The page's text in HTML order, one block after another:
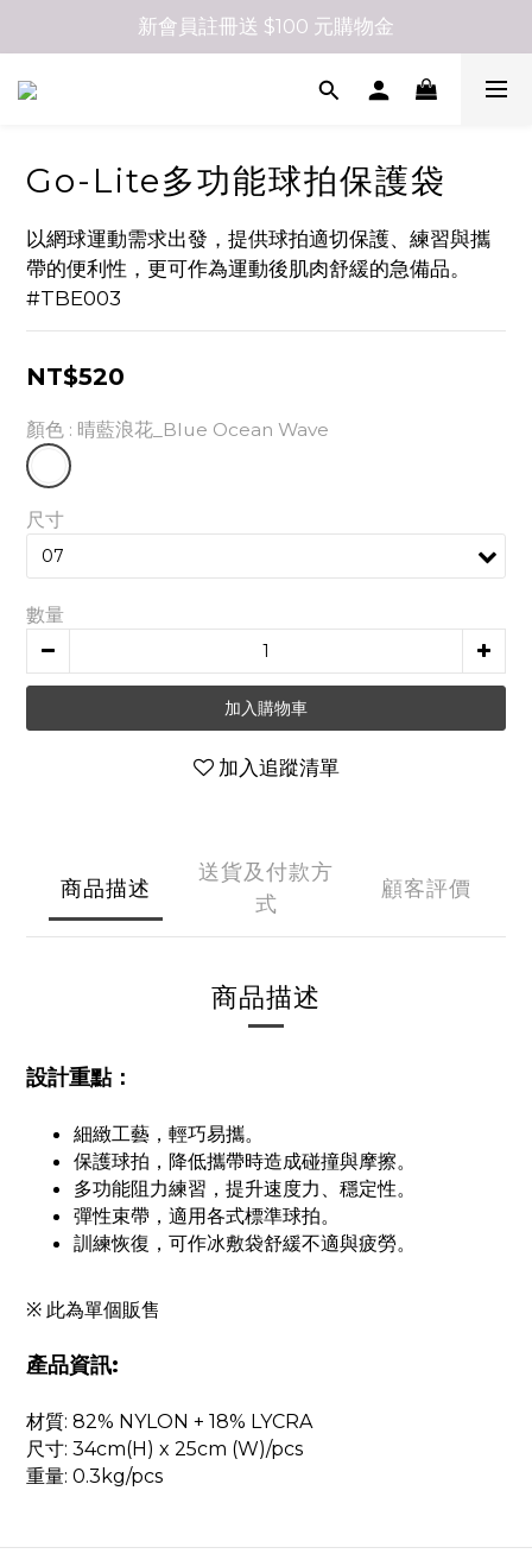
新會員註冊送 $100 元購物金
Go-Lite多功能球拍保護袋
以網球運動需求出發，提供球拍適切保護、練習與攜
帶的便利性，更可作為運動後肌肉舒緩的急備品。
#TBE003
NT$520
顏色 : 晴藍浪花_Blue Ocean Wave
尺寸
數量
加入購物車
加入追蹤清單
商品描述
送貨及付款方
式
顧客評價
商品描述
設計重點：
細緻工藝，輕巧易攜。
保護球拍，降低攜帶時造成碰撞與摩擦。
多功能阻力練習，提升速度力、穩定性。
彈性束帶，適用各式標準球拍。
訓練恢復，可作冰敷袋舒緩不適與疲勞。
※ 此為單個販售
產品資訊:
材質: 82% NYLON + 18% LYCRA
尺寸: 34cm(H) x 25cm (W)/pcs
重量: 0.3kg/pcs